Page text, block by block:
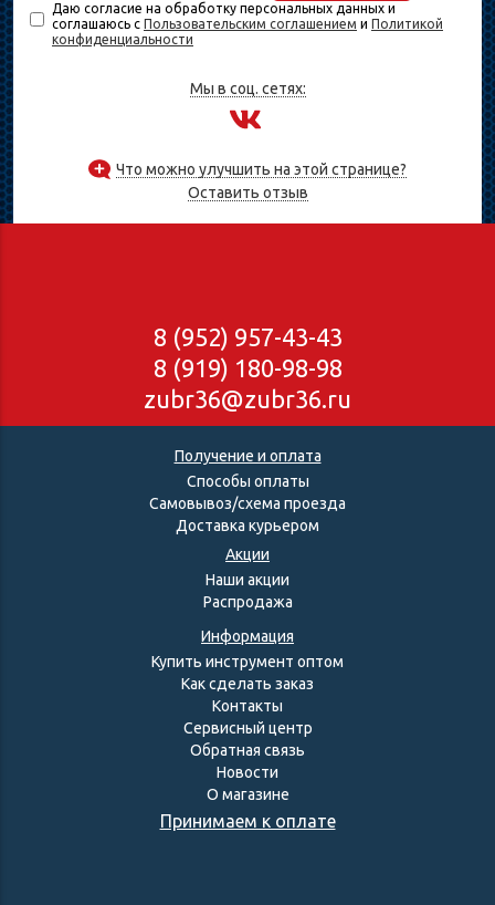
Даю согласие на обработку персональных данных и
соглашаюсь с Пользовательским соглашением и Политикой
конфиденциальности
Мы в соц. сетях:
Что можно улучшить на этой странице?
Оставить отзыв
8 (952) 957-43-43
8 (919) 180-98-98
zubr36@zubr36.ru
Получение и оплата
Способы оплаты
Самовывоз/схема проезда
Доставка курьером
Акции
Наши акции
Распродажа
Информация
Купить инструмент оптом
Как сделать заказ
Контакты
Сервисный центр
Обратная связь
Новости
О магазине
Принимаем к оплате